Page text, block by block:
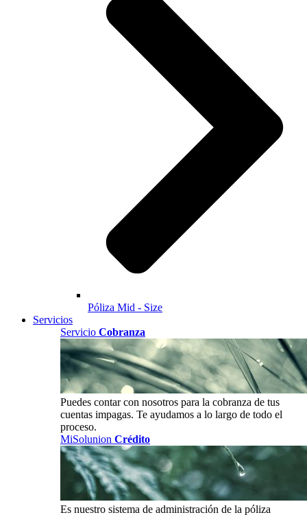
Póliza Mid - Size
Servicios
Servicio Cobranza
Puedes contar con nosotros para la cobranza de tus
cuentas impagas. Te ayudamos a lo largo de todo el
proceso.
MiSolunion Crédito
Es nuestro sistema de administración de la póliza